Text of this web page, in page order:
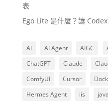
表
Ego Lite 是什麼？讓
AI AI Agent AIGC
ChatGPT
Claude
ComfyUI
Cursor
Hermes Agent
iis